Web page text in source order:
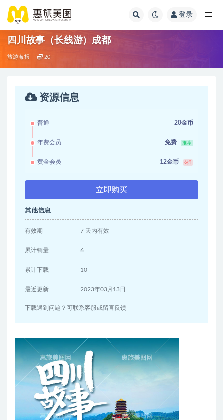
登录
四川故事（长线游）成都
旅游海报 20
资源信息
普通 20金币
年费会员 免费 推荐
黄金会员 12金币 6折
立即购买
其他信息
有效期 7 天内有效
累计销量 6
累计下载 10
最近更新 2023年03月13日
下载遇到问题？可联系客服或留言反馈